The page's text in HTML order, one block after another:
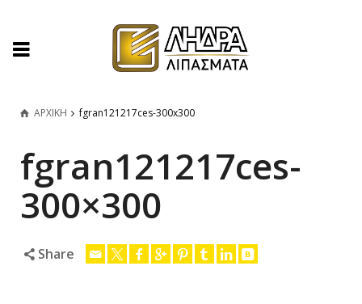
ΑΡΧΙΚΗ fgran121217ces-300x300
fgran121217ces-
300×300
Share